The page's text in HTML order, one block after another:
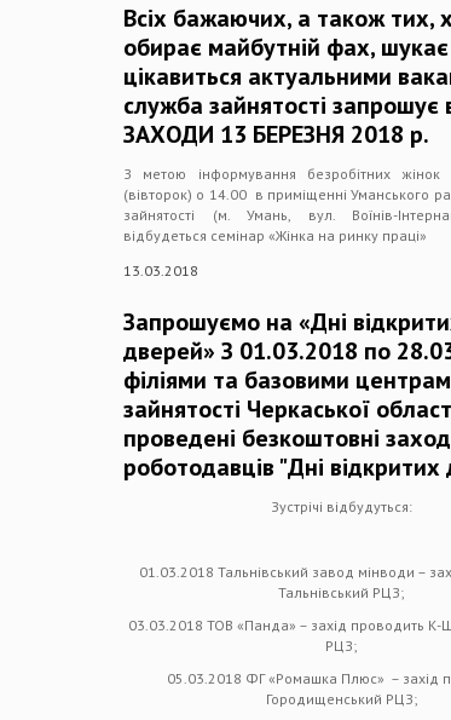
Всіх бажаючих, а також тих,
обирає майбутній фах,
цікавиться актуальними
служба зайнятості запрошує
ЗАХОДИ 13 БЕРЕЗНЯ 2018 р.
З метою інформування безробітних
(вівторок) о 14.00 в приміщенні Уманського
зайнятості (м. Умань, вул. Воїнів-
відбудеться семінар «Жінка на ринку праці»
13.03.2018
Запрошуємо на «Дні
дверей» З 01.03.2018 по
філіями та базовими
зайнятості Черкаської
проведені безкоштовні
роботодавців "Дні
Зустрічі відбудуться:
01.03.2018 Тальнівський завод мінводи –
Тальнівський РЦЗ;
03.03.2018 ТОВ «Панда» – захід проводить К-
РЦЗ;
05.03.2018 ФГ «Ромашка Плюс» – захід
Городищенський РЦЗ;